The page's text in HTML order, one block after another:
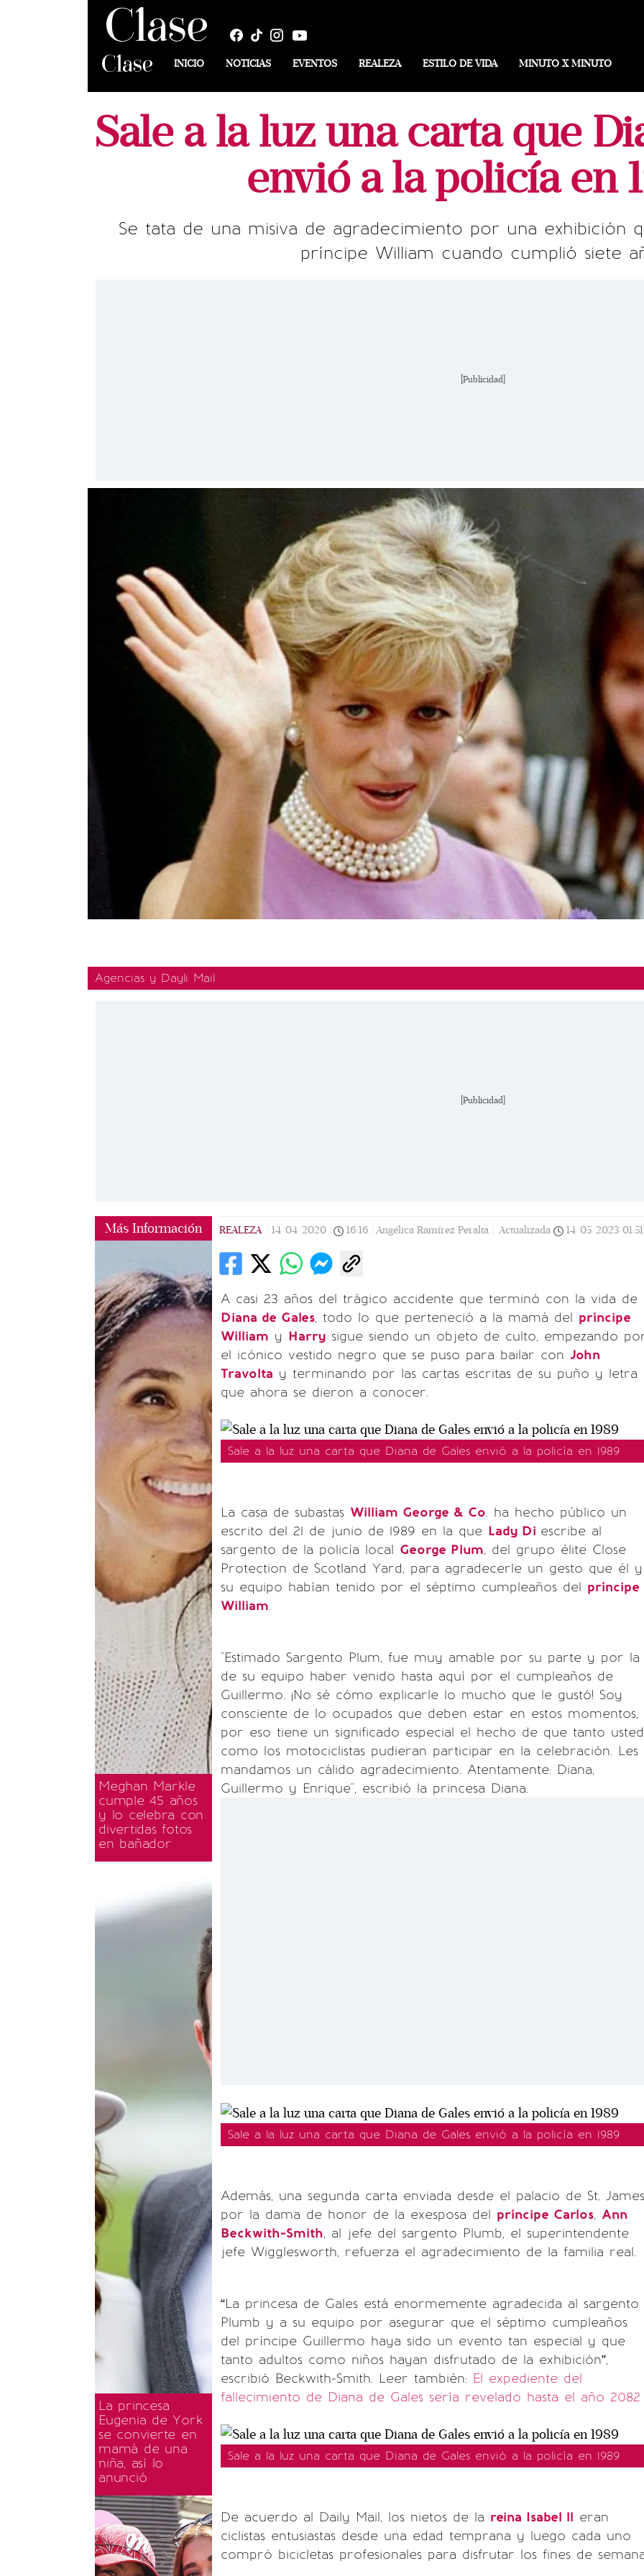
INICIO NOTICIAS EVENTOS REALEZA ESTILO DE VIDA MINUTO X MINUTO
Sale a la luz una carta que
envió a la policía en
Se tata de una misiva de agradecimiento por una exhibición
príncipe William cuando cumplió siete
[Publicidad]
Agencias y Dayli Mail
[Publicidad]
Más Información
Meghan Markle
cumple 45 años
y lo celebra con
divertidas fotos
en bañador
La princesa
Eugenia de York
se convierte en
mamá de una
niña, así lo
anunció
REALEZA 14/04/2020 16:16 Angélica Ramírez Peralta | Actualizada 14/05/2023 01:51
A casi 23 años del trágico accidente que terminó con la vida de
Diana de Gales, todo lo que perteneció a la mamá del príncipe
William y Harry sigue siendo un objeto de culto, empezando
el icónico vestido negro que se puso para bailar con John
Travolta y terminando por las cartas escritas de su puño y letra
que ahora se dieron a conocer.
Sale a la luz una carta que Diana de Gales envió a la policía en 1989
La casa de subastas William George & Co. ha hecho público un
escrito del 21 de junio de 1989 en la que Lady Di escribe al
sargento de la policía local George Plum, del grupo élite Close
Protection de Scotland Yard, para agradecerle un gesto que él y
su equipo habían tenido por el séptimo cumpleaños del príncipe
William.
"Estimado Sargento Plum, fue muy amable por su parte y por la
de su equipo haber venido hasta aquí por el cumpleaños de
Guillermo. ¡No sé cómo explicarle lo mucho que le gustó! Soy
consciente de lo ocupados que deben estar en estos momentos,
por eso tiene un significado especial el hecho de que tanto usted
como los motociclistas pudieran participar en la celebración. Les
mandamos un cálido agradecimiento. Atentamente: Diana,
Guillermo y Enrique", escribió la princesa Diana.
Sale a la luz una carta que Diana de Gales envió a la policía en 1989
Además, una segunda carta enviada desde el palacio de St. James
por la dama de honor de la exesposa del príncipe Carlos, Ann
Beckwith-Smith, al jefe del sargento Plumb, el superintendente
jefe Wigglesworth, refuerza el agradecimiento de la familia real.
“La princesa de Gales está enormemente agradecida al sargento
Plumb y a su equipo por asegurar que el séptimo cumpleaños
del príncipe Guillermo haya sido un evento tan especial y que
tanto adultos como niños hayan disfrutado de la exhibición”,
escribió Beckwith-Smith. Leer también: El expediente del
fallecimiento de Diana de Gales sería revelado hasta el año 2082
Sale a la luz una carta que Diana de Gales envió a la policía en 1989
De acuerdo al Daily Mail, los nietos de la reina Isabel ll eran
ciclistas entusiastas desde una edad temprana y luego cada uno
compró bicicletas profesionales para disfrutar los fines de